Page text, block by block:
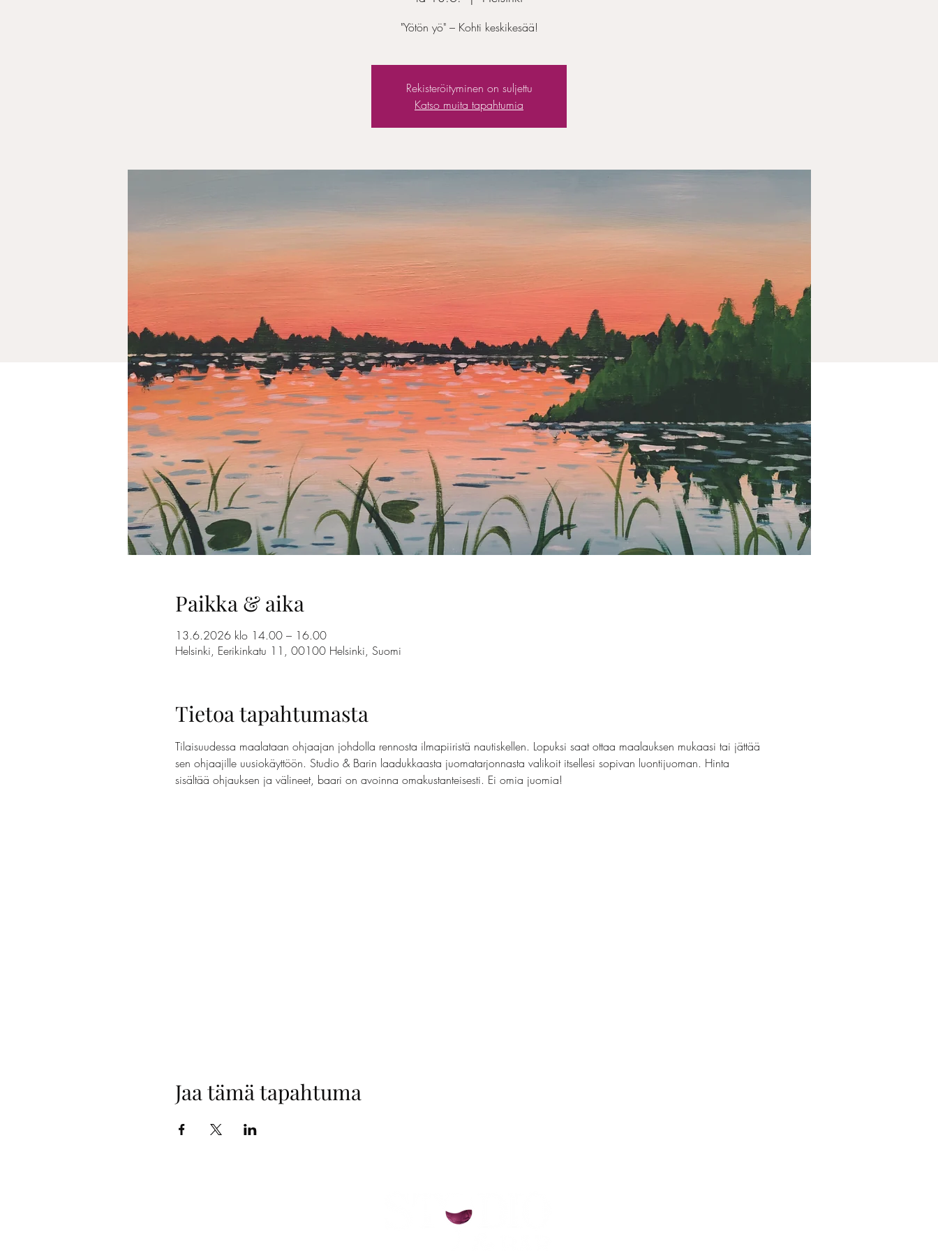
"Yötön yö" – Kohti keskikesää!
Rekisteröityminen on suljettu
Katso muita tapahtumia
Paikka & aika
13.6.2026 klo 14.00 – 16.00
Helsinki, Eerikinkatu 11, 00100 Helsinki, Suomi
Tietoa tapahtumasta
Tilaisuudessa maalataan ohjaajan johdolla rennosta ilmapiiristä nautiskellen. Lopuksi saat ottaa maalauksen mukaasi tai jättää
sen ohjaajille uusiokäyttöön. Studio & Barin laadukkaasta juomatarjonnasta valikoit itsellesi sopivan luontijuoman. Hinta
sisältää ohjauksen ja välineet, baari on avoinna omakustanteisesti. Ei omia juomia!
Jaa tämä tapahtuma